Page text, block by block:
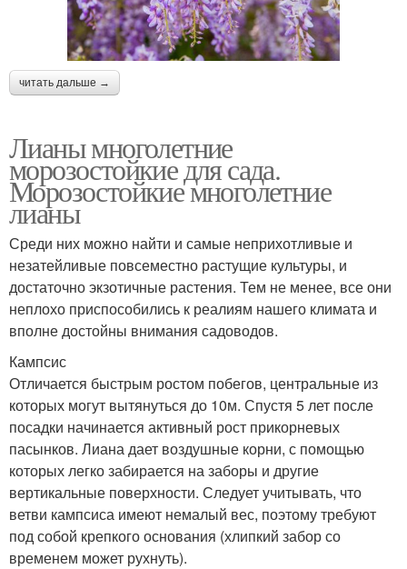
читать дальше →
Лианы многолетние
морозостойкие для сада.
Морозостойкие многолетние
лианы
Среди них можно найти и самые неприхотливые и
незатейливые повсеместно растущие культуры, и
достаточно экзотичные растения. Тем не менее, все они
неплохо приспособились к реалиям нашего климата и
вполне достойны внимания садоводов.
Кампсис
Отличается быстрым ростом побегов, центральные из
которых могут вытянуться до 10м. Спустя 5 лет после
посадки начинается активный рост прикорневых
пасынков. Лиана дает воздушные корни, с помощью
которых легко забирается на заборы и другие
вертикальные поверхности. Следует учитывать, что
ветви кампсиса имеют немалый вес, поэтому требуют
под собой крепкого основания (хлипкий забор со
временем может рухнуть).